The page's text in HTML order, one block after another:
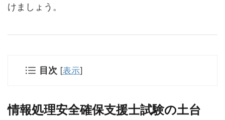
けましょう。
目次 [表示]
情報処理安全確保支援士試験の土台